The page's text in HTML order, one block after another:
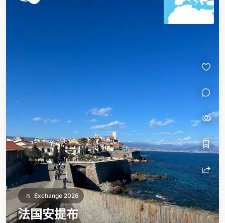
Exchange 2026
法国安提布